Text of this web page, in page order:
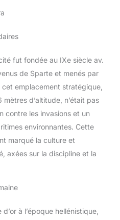
fut fondée au IXe siècle av.
de Sparte et menés par
emplacement stratégique,
d’altitude, n’était pas
contre les invasions et un
environnantes. Cette
marqué la culture et
axées sur la discipline et la
à l’époque hellénistique,